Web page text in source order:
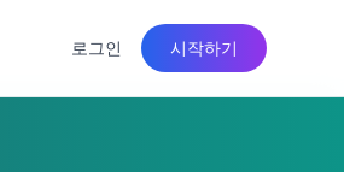
로그인 시작하기